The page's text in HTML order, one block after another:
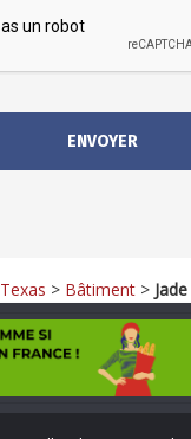
Texas > Bâtiment >